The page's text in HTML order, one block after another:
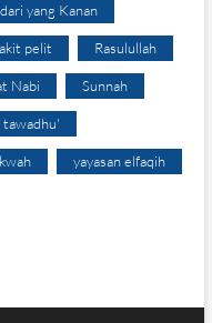
yang Kanan
pelit Rasulullah
Nabi Sunnah
tawadhu'
yayasan elfaqih